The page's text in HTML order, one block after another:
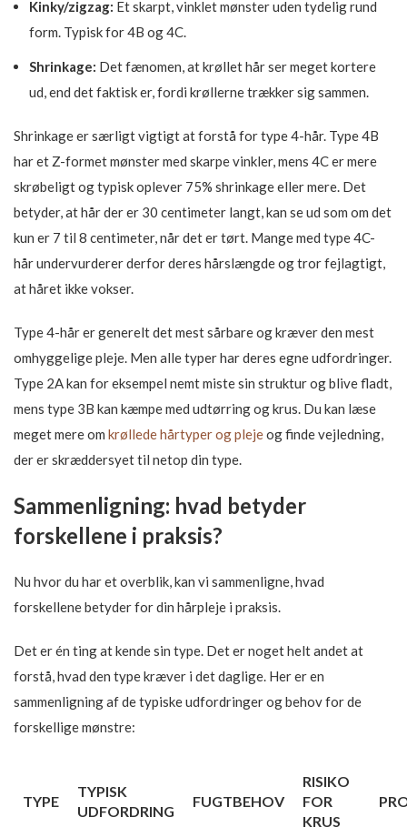
Kinky/zigzag: Et skarpt, vinklet mønster uden tydelig rund
form. Typisk for 4B og 4C.
Shrinkage: Det fænomen, at krøllet hår ser meget kortere
ud, end det faktisk er, fordi krøllerne trækker sig sammen.
Shrinkage er særligt vigtigt at forstå for type 4-hår. Type 4B
har et Z-formet mønster med skarpe vinkler, mens 4C er mere
skrøbeligt og typisk oplever 75% shrinkage eller mere. Det
betyder, at hår der er 30 centimeter langt, kan se ud som om det
kun er 7 til 8 centimeter, når det er tørt. Mange med type 4C-
hår undervurderer derfor deres hårslængde og tror fejlagtigt,
at håret ikke vokser.
Type 4-hår er generelt det mest sårbare og kræver den mest
omhyggelige pleje. Men alle typer har deres egne udfordringer.
Type 2A kan for eksempel nemt miste sin struktur og blive fladt,
mens type 3B kan kæmpe med udtørring og krus. Du kan læse
meget mere om krøllede hårtyper og plejeog finde vejledning,
der er skræddersyet til netop din type.
Sammenligning: hvad betyder
forskellene i praksis?
Nu hvor du har et overblik, kan vi sammenligne, hvad
forskellene betyder for din hårpleje i praksis.
Det er én ting at kende sin type. Det er noget helt andet at
forstå, hvad den type kræver i det daglige. Her er en
sammenligning af de typiske udfordringer og behov for de
forskellige mønstre:
TYPE
TYPISK
UDFORDRING
FUGTBEHOV
RISIKO
FOR
KRUS